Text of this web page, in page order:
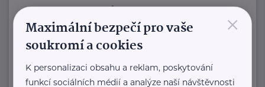
zdravotnické pomůcky a hygienická
řešení s dlouholetou tradicí.
Zaměřuje ...
https://hartmanndirect.com/cs-cz
+420 800 100 150
×
Maximální bezpečí pro vaše
soukromí a cookies
K personalizaci obsahu a reklam, poskytování
funkcí sociálních médií a analýze naší návštěvnosti